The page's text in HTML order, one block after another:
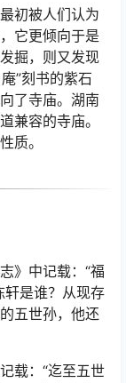
寺院防火所
初被人们认为
它更倾向于是
掘，则又发现
”刻书的紫石
》中记载：“福
五世孙，他还